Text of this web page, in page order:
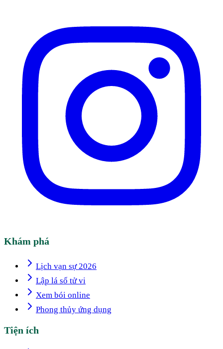
Khám phá
Lịch vạn sự 2026
Lập lá số tử vi
Xem bói online
Phong thủy ứng dụng
Tiện ích